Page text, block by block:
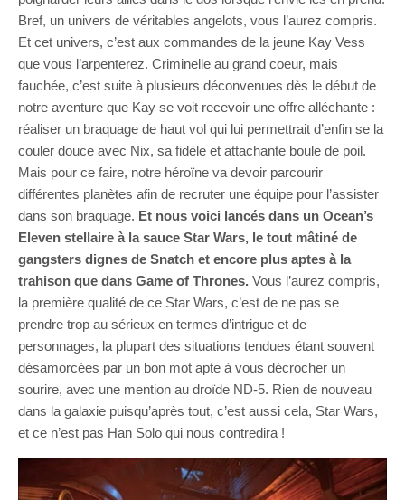
Bref, un univers de véritables angelots, vous l’aurez compris.
Et cet univers, c’est aux commandes de la jeune Kay Vess
que vous l’arpenterez. Criminelle au grand coeur, mais
fauchée, c’est suite à plusieurs déconvenues dès le début de
notre aventure que Kay se voit recevoir une offre alléchante :
réaliser un braquage de haut vol qui lui permettrait d’enfin se la
couler douce avec Nix, sa fidèle et attachante boule de poil.
Mais pour ce faire, notre héroïne va devoir parcourir
différentes planètes afin de recruter une équipe pour l’assister
dans son braquage. Et nous voici lancés dans un Ocean’s
Eleven stellaire à la sauce Star Wars, le tout mâtiné de
gangsters dignes de Snatch et encore plus aptes à la
trahison que dans Game of Thrones. Vous l’aurez compris,
la première qualité de ce Star Wars, c’est de ne pas se
prendre trop au sérieux en termes d’intrigue et de
personnages, la plupart des situations tendues étant souvent
désamorcées par un bon mot apte à vous décrocher un
sourire, avec une mention au droïde ND-5. Rien de nouveau
dans la galaxie puisqu’après tout, c’est aussi cela, Star Wars,
et ce n’est pas Han Solo qui nous contredira !